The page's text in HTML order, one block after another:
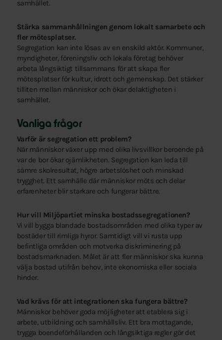
samhället.
Stärka sammanhållningen genom lokalt samarbete och
fler mötesplatser.
Segregation kan inte lösas av en enskild aktör. Kommuner,
myndigheter, föreningsliv och lokala företag behöver
arbeta långsiktigt tillsammans för att skapa fler
mötesplatser för kultur, idrott och gemenskap. Det stärker
tilliten mellan människor och ökar delaktigheten i
samhället.
Vanliga frågor
Varför är segregation ett problem?
När människor växer upp med olika livsvillkor beroende på
var de bor ökar ojämlikheten. Segregation kan leda till
sämre skolresultat, högre arbetslöshet och minskad
trygghet. Ett samhälle där människor möts och delar
erfarenheter blir starkare och fungerar bättre.
Hur vill Miljöpartiet minska bostadssegregationen?
Vi vill bygga blandade bostadsområden med olika typer av
bostäder till rimliga hyror. Samtidigt vill vi rusta upp
befintliga områden och motverka diskriminering på
bostadsmarknaden. Målet är att fler människor ska kunna
välja bostad utifrån behov, inte ekonomiska eller sociala
hinder.
Vad krävs för att integrationen ska fungera bättre?
Människor behöver goda möjligheter att etablera sig i
arbete, utbildning och samhällsliv. Ett bra mottagande,
trygga boendeförhållanden och långsiktiga regler gör det